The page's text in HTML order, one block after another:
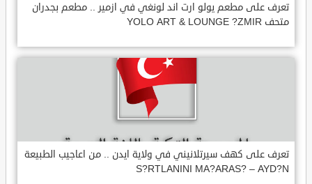
تعرف على مطعم يولو ارت اند لونغي في ازمير .. مطعم بجدران
متحف YOLO ART & LOUNGE ?ZMIR
تعرف على كهف سيرتلانيني في ولاية ايدن .. من اعاجيب الطبيعة
S?RTLANINI MA?ARAS? – AYD?N